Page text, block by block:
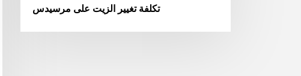
تكلفة تغيير الزيت على مرسيدس